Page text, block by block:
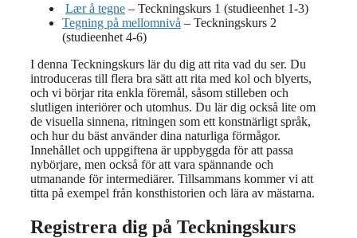
Lær å tegne – Teckningskurs 1 (studieenhet 1-3)
Tegning på mellomnivå – Teckningskurs 2
(studieenhet 4-6)
I denna Teckningskurs lär du dig att rita vad du ser. Du
introduceras till flera bra sätt att rita med kol och blyerts,
och vi börjar rita enkla föremål, såsom stilleben och
slutligen interiörer och utomhus. Du lär dig också lite om
de visuella sinnena, ritningen som ett konstnärligt språk,
och hur du bäst använder dina naturliga förmågor.
Innehållet och uppgiftena är uppbyggda för att passa
nybörjare, men också för att vara spännande och
utmanande för intermediärer. Tillsammans kommer vi att
titta på exempel från konsthistorien och lära av mästarna.
Registrera dig på Teckningskurs